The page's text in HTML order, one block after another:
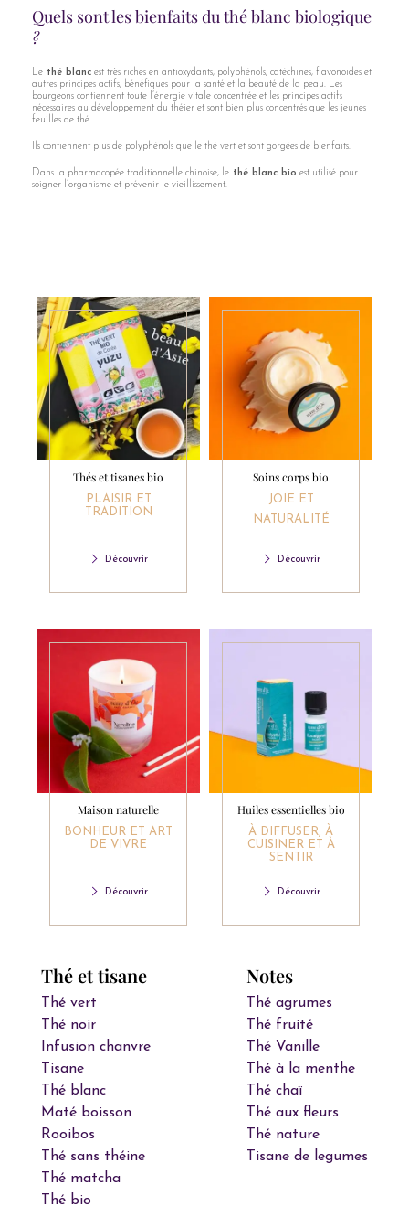
Quels sont les bienfaits du thé blanc biologique
?
Le thé blanc est très riches en antioxydants, polyphénols, catéchines, flavonoïdes et
autres principes actifs, bénéfiques pour la santé et la beauté de la peau. Les
bourgeons contiennent toute l’énergie vitale concentrée et les principes actifs
nécessaires au développement du théier et sont bien plus concentrés que les jeunes
feuilles de thé.
Ils contiennent plus de polyphénols que le thé vert et sont gorgées de bienfaits.
Dans la pharmacopée traditionnelle chinoise, le thé blanc bio est utilisé pour
soigner l’organisme et prévenir le vieillissement.
Thés et tisanes bio
PLAISIR ET
TRADITION
Découvrir
Soins corps bio
JOIE ET
NATURALITÉ
Découvrir
Maison naturelle
BONHEUR ET ART
DE VIVRE
Découvrir
Huiles essentielles bio
À DIFFUSER, À
CUISINER ET À
SENTIR
Découvrir
Thé et tisane
Thé vert
Thé noir
Infusion chanvre
Tisane
Thé blanc
Maté boisson
Rooibos
Thé sans théine
Thé matcha
Thé bio
Notes
Thé agrumes
Thé fruité
Thé Vanille
Thé à la menthe
Thé chaï
Thé aux fleurs
Thé nature
Tisane de legumes